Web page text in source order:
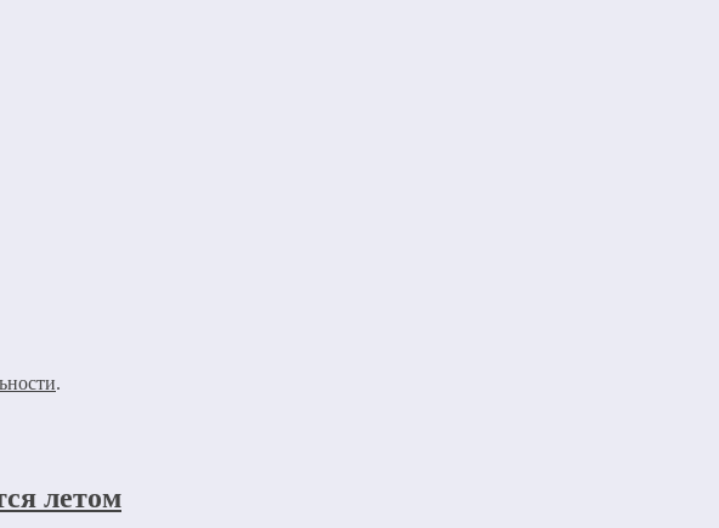
.
летом